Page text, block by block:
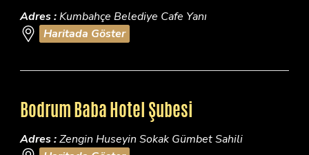
Adres :Kumbahçe Belediye Cafe Yanı
Haritada Göster
Bodrum Baba Hotel Şubesi
Adres :Zengin Huseyin Sokak Gümbet Sahili